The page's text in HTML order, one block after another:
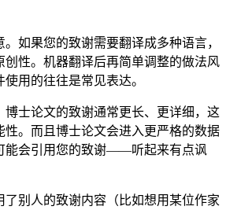
如果您的致谢需要翻译成多种语言，
创性。机器翻译后再简单调整的做法风
用的往往是常见表达。
博士论文的致谢通常更长、更详细，这
性。而且博士论文会进入更严格的数据
能会引用您的致谢——听起来有点讽
了别人的致谢内容（比如想用某位作家